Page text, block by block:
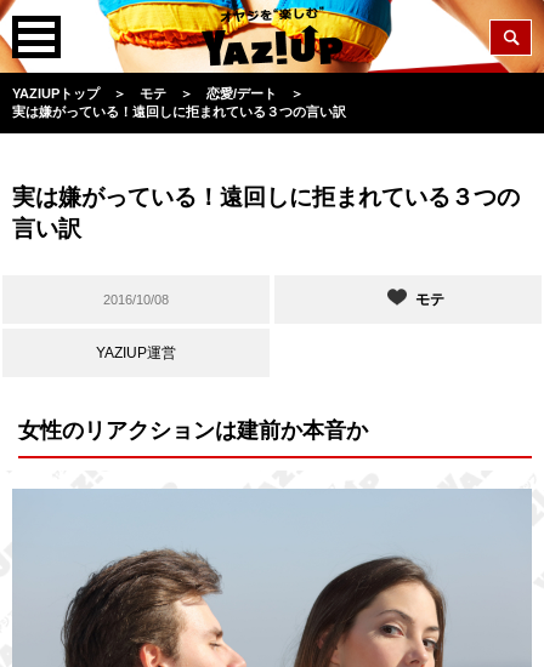
YAZIUPトップ ＞ モテ ＞ 恋愛/デート
＞
実は嫌がっている！遠回しに拒まれている３つの言い訳
実は嫌がっている！遠回しに拒まれている３つの
言い訳
2016/10/08 モテ
YAZIUP運営
女性のリアクションは建前か本音か